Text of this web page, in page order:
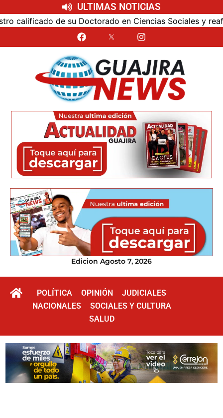
ULTIMAS NOTICIAS
de su Doctorado en Ciencias Sociales y
Edicion Agosto 7, 2026
POLÍTICA OPINIÓN
JUDICIALES
NACIONALES
SOCIALES Y CULTURA
SALUD